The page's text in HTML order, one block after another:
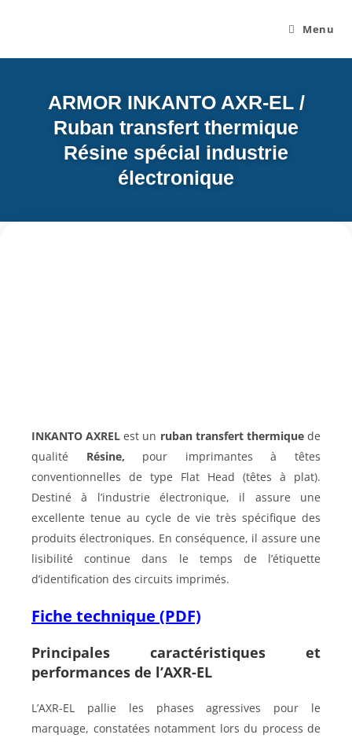
Menu
ARMOR INKANTO AXR-EL /
Ruban transfert thermique
Résine spécial industrie
électronique
INKANTO AXREL est un ruban transfert thermiquede
qualité Résine, pour imprimantes à têtes
conventionnelles de type Flat Head (têtes à plat).
Destiné à l’industrie électronique, il assure une
excellente tenue au cycle de vie très spécifique des
produits électroniques. En conséquence, il assure une
lisibilité continue dans le temps de l’étiquette
d’identification des circuits imprimés.
Fiche technique (PDF)
Principales caractéristiques et
performances de l’AXR-EL
L’AXR-EL pallie les phases agressives pour le
marquage, constatées notamment lors du process de